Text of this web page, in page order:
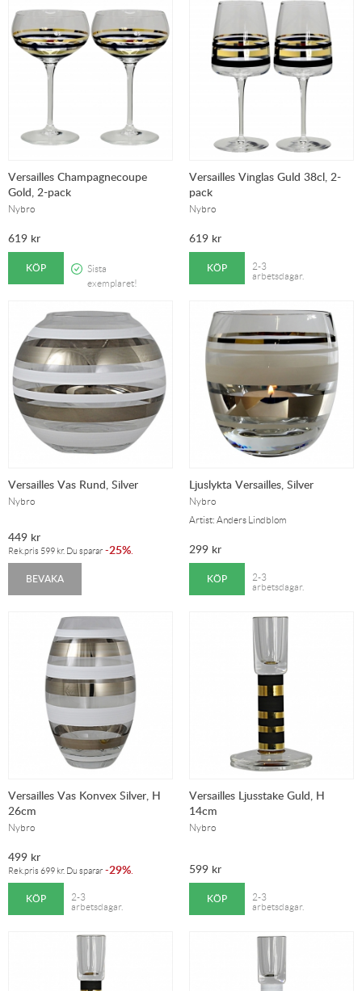
Versailles Champagnecoupe
Gold, 2-pack
Nybro
619 kr
KÖP
Sista
exemplaret!
Versailles Vinglas Guld 38cl, 2-
pack
Nybro
619 kr
KÖP
2-3
arbetsdagar.
Versailles Vas Rund, Silver
Nybro
449 kr
Rek.pris 599 kr. Du sparar -25%
BEVAKA
Ljuslykta Versailles, Silver
Nybro
Artist: Anders Lindblom
299 kr
KÖP
2-3
arbetsdagar.
Versailles Vas Konvex Silver, H
26cm
Nybro
499 kr
Rek.pris 699 kr. Du sparar -29%
KÖP
2-3
arbetsdagar.
Versailles Ljusstake Guld, H
14cm
Nybro
599 kr
KÖP
2-3
arbetsdagar.